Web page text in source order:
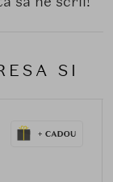
SI